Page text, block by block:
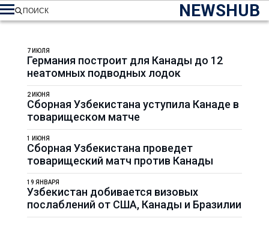
NEWSHUB
ПОИСК
Германия построит для Канады до 12
неатомных подводных лодок
7 ИЮЛЯ
Сборная Узбекистана уступила Канаде в
товарищеском матче
2 ИЮНЯ
Сборная Узбекистана проведет
товарищеский матч против Канады
1 ИЮНЯ
Узбекистан добивается визовых
послаблений от США, Канады и Бразилии
19 ЯНВАРЯ